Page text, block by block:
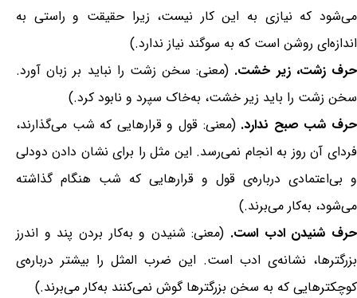
می‌شود که نیازی به این کار نیست، زیرا حقیقت و راستی به
اندازه‌ای روشن است که به سوگند نیاز ندارد.)
حرف زشت، زیر خشت. (معنی: سخن زشت را نباید بر زبان آورد.
سخن زشت را باید زیر خشت، به‌خاک سپرد و نابود کرد.)
حرف شب صبح ندارد. (معنی: قول و قرارهایی که شب می‌گذارند،
فردای آن روز به انجام نمی‌رسد. این مثل را برای نشان دادن دودلی
و بی‌اعتمادی درباره‌ی قول و قرارهایی که شب هنگام گذاشته
می‌شود، به‌کار می‌برند.)
حرف شنیدن ادب است. (معنی: شنیدن و به‌کار بردن پند و اندرز
بزرگترها، نشانه‌ی ادب است. این ضرب المثل را بیشتر درباره‌ی
کوچکترهایی که به سخن بزرگترها گوش نمی‌کنند به‌کار می‌برند.)